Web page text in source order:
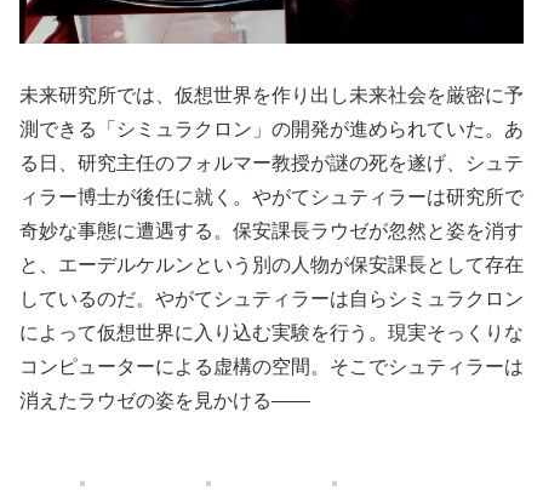
未来研究所では、仮想世界を作り出し未来社会を厳密に予
測できる「シミュラクロン」の開発が進められていた。あ
る日、研究主任のフォルマー教授が謎の死を遂げ、シュテ
ィラー博士が後任に就く。やがてシュティラーは研究所で
奇妙な事態に遭遇する。保安課長ラウゼが忽然と姿を消す
と、エーデルケルンという別の人物が保安課長として存在
しているのだ。やがてシュティラーは自らシミュラクロン
によって仮想世界に入り込む実験を行う。現実そっくりな
コンピューターによる虚構の空間。そこでシュティラーは
消えたラウゼの姿を見かける――